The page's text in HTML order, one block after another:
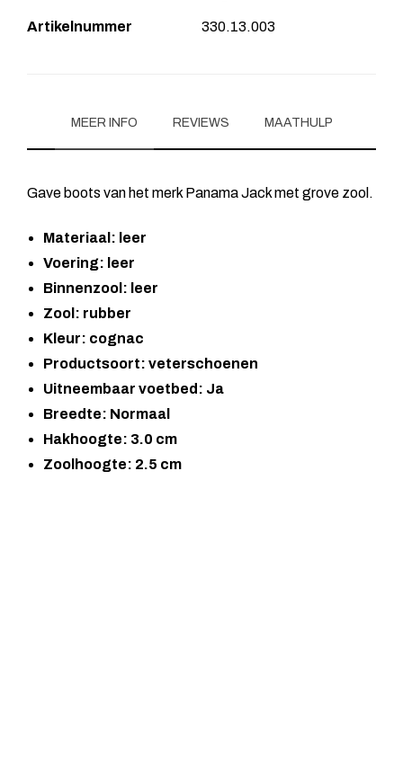
Artikelnummer 330.13.003
MEER INFO REVIEWS MAATHULP
Gave boots van het merk Panama Jack met grove zool.
Materiaal: leer
Voering: leer
Binnenzool: leer
Zool: rubber
Kleur: cognac
Productsoort: veterschoenen
Uitneembaar voetbed: Ja
Breedte: Normaal
Hakhoogte: 3.0 cm
Zoolhoogte: 2.5 cm